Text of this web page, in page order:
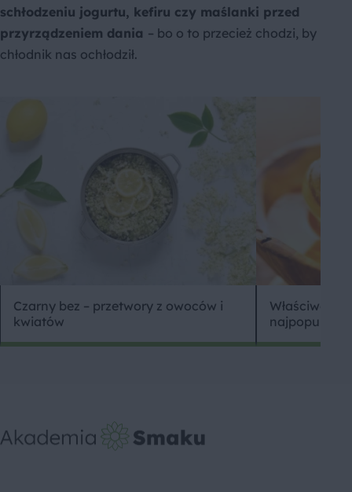
schłodzeniu jogurtu, kefiru czy maślanki przed
przyrządzeniem dania – bo o to przecież chodzi, by
chłodnik nas ochłodził.
Czarny bez – przetwory z owoców i
kwiatów
Właściwości